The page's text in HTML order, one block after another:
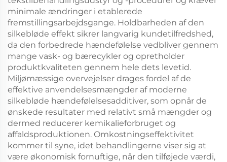
minimale ændringer i etablerede
fremstillingsarbejdsgange. Holdbarheden af den
silkebløde effekt sikrer langvarig kundetilfredshed,
da den forbedrede hændefølelse vedbliver gennem
mange vask- og bærecykler og opretholder
produktkvaliteten gennem hele dets levetid.
Miljømæssige overvejelser drages fordel af de
effektive anvendelsesmængder af moderne
silkebløde hændefølelsesadditiver, som opnår de
ønskede resultater med relativt små mængder og
dermed reducerer kemikalieforbruget og
affaldsproduktionen. Omkostningseffektivitet
kommer til syne, idet behandlingerne viser sig at
være økonomisk fornuftige, når den tilføjede værdi,